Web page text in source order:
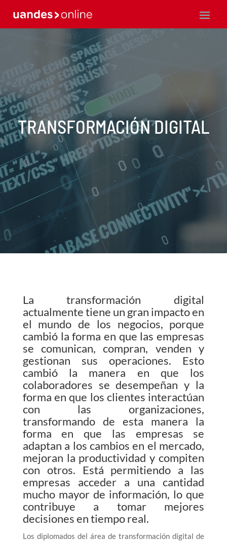
TRANSFORMACIÓN DIGITAL
La transformación digital
actualmente tiene un gran impacto en
el mundo de los negocios, porque
cambió la forma en que las empresas
se comunican, compran, venden y
gestionan sus operaciones. Esto
cambió la manera en que los
colaboradores se desempeñan y la
forma en que los clientes interactúan
con las organizaciones,
transformando de esta manera la
forma en que las empresas se
adaptan a los cambios en el mercado,
mejoran la productividad y compiten
con otros. Está permitiendo a las
empresas acceder a una cantidad
mucho mayor de información, lo que
contribuye a tomar mejores
decisiones en tiempo real.
Los diplomados del área de transformación digital de